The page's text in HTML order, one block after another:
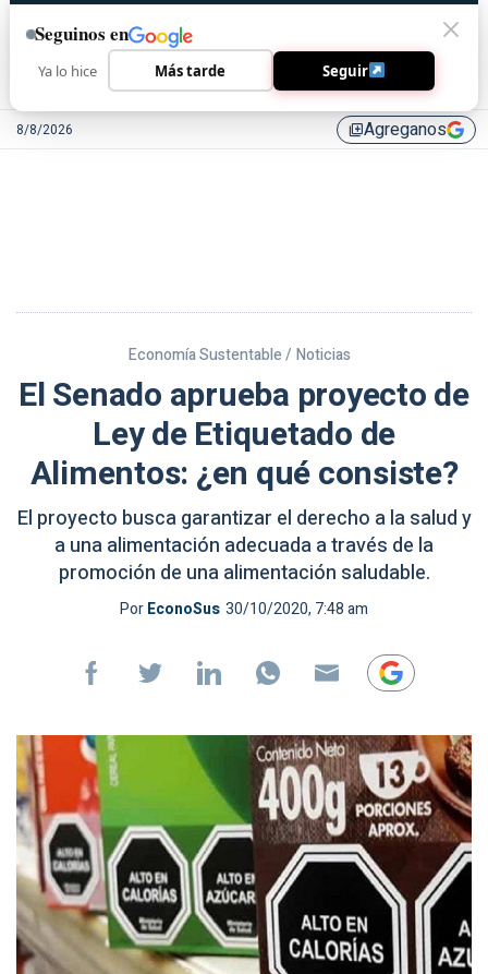
8/8/2026 library_addAgreganos
Economía Sustentable / Noticias
El Senado aprueba proyecto de
Ley de Etiquetado de
Alimentos: ¿en qué consiste?
El proyecto busca garantizar el derecho a la salud y
a una alimentación adecuada a través de la
promoción de una alimentación saludable.
PorEconoSus 30/10/2020, 7:48 am
Seguinos en
Ya lo hice Más tarde Seguir